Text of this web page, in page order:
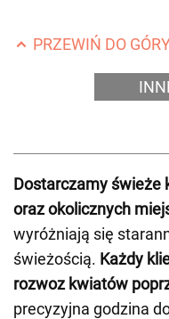
PRZEWIŃ DO
Dostarczamy świeże
oraz okolicznych
wyróżniają się
świeżością. Każdy
rozwoz kwiatów
precyzyjna godzina